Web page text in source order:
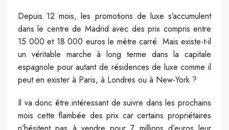
Depuis 12 mois, les promotions de luxe s’accumulent
dans le centre de Madrid avec des prix compris entre
15 000 et 18 000 euros le mètre carré. Mais existe-t-il
un véritable marche à long terme dans la capitale
espagnole pour autant de résidences de luxe comme il
peut en exister à Paris, à Londres ou à New-York ?
Il va donc être intéressant de suivre dans les prochains
mois cette flambée des prix car certains propriétaires